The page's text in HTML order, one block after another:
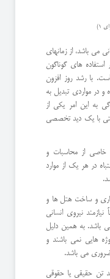
می باشد، از زمانهای
های گوناگون
با رشد روز افزون
در مواردی تبدیل به
به این امر یکی از
با یک دید تخصصی
خاصی از محاسبات و
در هر یک از موارد
و ساخت هتل ها و
نیروی انسانی
باشد. به همین دلیل
هایی نمی باشند و
می باشد.
تن حقیقی یا حقوقی